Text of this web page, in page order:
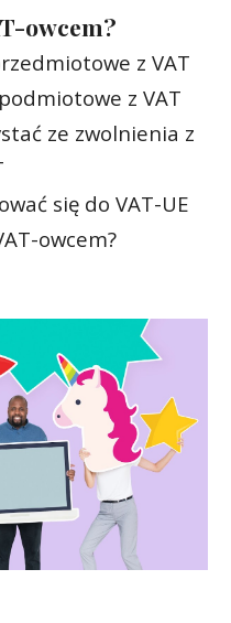
owcem?
z VAT
z VAT
ze zwolnienia z
się do VAT-UE
owcem?